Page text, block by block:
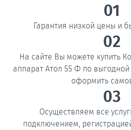
01
Гарантия низкой цены и
02
На сайте Вы можете купить
аппарат Атол 55 Ф по
оформить
03
Осуществляем все
подключением,